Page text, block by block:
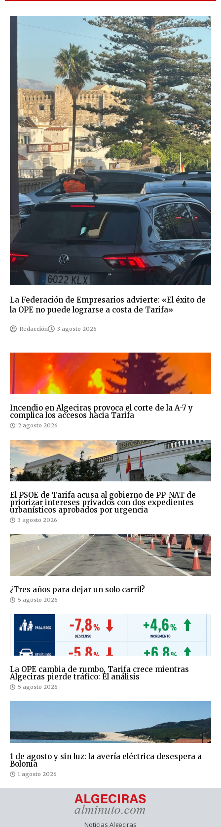
La Federación de Empresarios advierte: «El éxito de
la OPE no puede lograrse a costa de Tarifa»
Redacción 3 agosto 2026
Incendio en Algeciras provoca el corte de la A-7 y
complica los accesos hacia Tarifa
2 agosto 2026
El PSOE de Tarifa acusa al gobierno de PP-NAT de
priorizar intereses privados con dos expedientes
urbanísticos aprobados por urgencia
3 agosto 2026
¿Tres años para dejar un solo carril?
5 agosto 2026
La OPE cambia de rumbo, Tarifa crece mientras
Algeciras pierde tráfico: El análisis
5 agosto 2026
1 de agosto y sin luz: la avería eléctrica desespera a
Bolonia
1 agosto 2026
Noticias Algeciras